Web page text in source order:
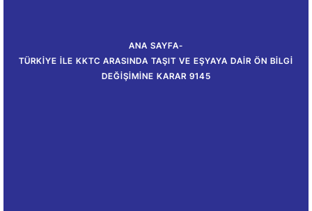
ANA SAYFA-
TÜRKIYE ILE KKTC ARASINDA TAŞIT VE EŞYAYA DAIR ÖN BILGI
DEĞIŞIMINE KARAR 9145